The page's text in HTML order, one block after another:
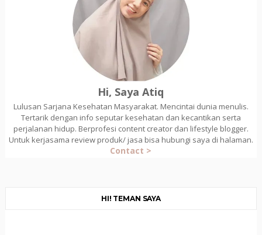
Hi, Saya Atiq
Lulusan Sarjana Kesehatan Masyarakat. Mencintai dunia menulis.
Tertarik dengan info seputar kesehatan dan kecantikan serta
perjalanan hidup. Berprofesi content creator dan lifestyle blogger.
Untuk kerjasama review produk/ jasa bisa hubungi saya di halaman.
Contact >
HI! TEMAN SAYA